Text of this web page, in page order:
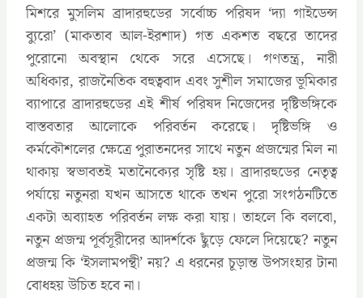
মিশরে মুসলিম ব্রাদারহুডের সর্বোচ্চ পরিষদ ‘দ্যা গাইডেন্স
ব্যুরো’ (মাকতাব আল-ইরশাদ) গত একশত বছরে তাদের
পুরোনো অবস্থান থেকে সরে এসেছে। গণতন্ত্র, নারী
অধিকার, রাজনৈতিক বহুত্ববাদ এবং সুশীল সমাজের ভূমিকার
ব্যাপারে ব্রাদারহুডের এই শীর্ষ পরিষদ নিজেদের দৃষ্টিভঙ্গিকে
বাস্তবতার আলোকে পরিবর্তন করেছে। দৃষ্টিভঙ্গি ও
কর্মকৌশলের ক্ষেত্রে পুরাতনদের সাথে নতুন প্রজন্মের মিল না
থাকায় স্বভাবতই মতানৈক্যের সৃষ্টি হয়। ব্রাদারহুডের নেতৃত্ব
পর্যায়ে নতুনরা যখন আসতে থাকে তখন পুরো সংগঠনটিতে
একটা অব্যাহত পরিবর্তন লক্ষ করা যায়। তাহলে কি বলবো,
নতুন প্রজন্ম পূর্বসূরীদের আদর্শকে ছুঁড়ে ফেলে দিয়েছে? নতুন
প্রজন্ম কি ‘ইসলামপন্থী’ নয়? এ ধরনের চূড়ান্ত উপসংহার টানা
বোধহয় উচিত হবে না।